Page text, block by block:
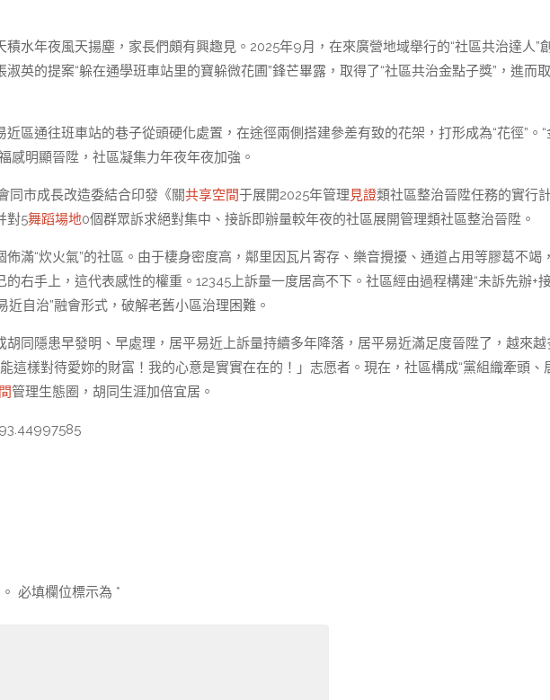
水年夜風天揚塵，家長們頗有興趣見。2025年9月，在來廣營地域舉行的“社區共治達人”
英的提案“躲在通學班車站里的寶躲微花圃”鋒芒畢露，取得了“社區共治金點子獎”，進而
區通往班車站的巷子從頭硬化處置，在途徑兩側搭建參差有致的花架，打形成為“花徑”。“
感明顯晉陞，社區凝集力年夜年夜加強。
同市成長改造委結合印發《關共享空間于展開2025年管理見證類社區整治晉陞任務的實行
對5舞蹈場地0個群眾訴求絕對集中、接訴即辦量較年夜的社區展開管理類社區整治晉陞。
滿“炊火氣”的社區。由于棲身密度高，鄰里因瓦片寄存、樂音攪擾、通道占用等膠葛不竭
右手上，這代表感性的權重。12345上訴量一度居高不下。社區經由過程構建“未訴先辦+
近自治”融會形式，破解老舊小區治理困難。
同隱患早發明、早處理，居平易近上訴量持續多年降落，居平易近滿足度晉陞了，越來越
這樣對待愛妳的財富！我的心意是實實在在的！」志愿者。現在，社區構成“黨組織牽頭、
管理生態圈，胡同生涯加倍宜居。
必填欄位標示為 *